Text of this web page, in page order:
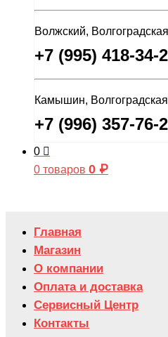
Волжский,
+7 (995) 418-34-
Камышин,
+7 (996) 357-76-
0
0 товаров 0 ₽
Главная
Магазин
О компании
Оплата и доставка
Сервисный Центр
Контакты